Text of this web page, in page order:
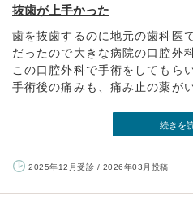
抜歯が上手かった
歯を抜歯するのに地元の歯科医
だったので大きな病院の口腔外
この口腔外科で手術をしてもら
手術後の痛みも、痛み止の薬が
続きを
2025年12月受診 / 2026年03月投稿